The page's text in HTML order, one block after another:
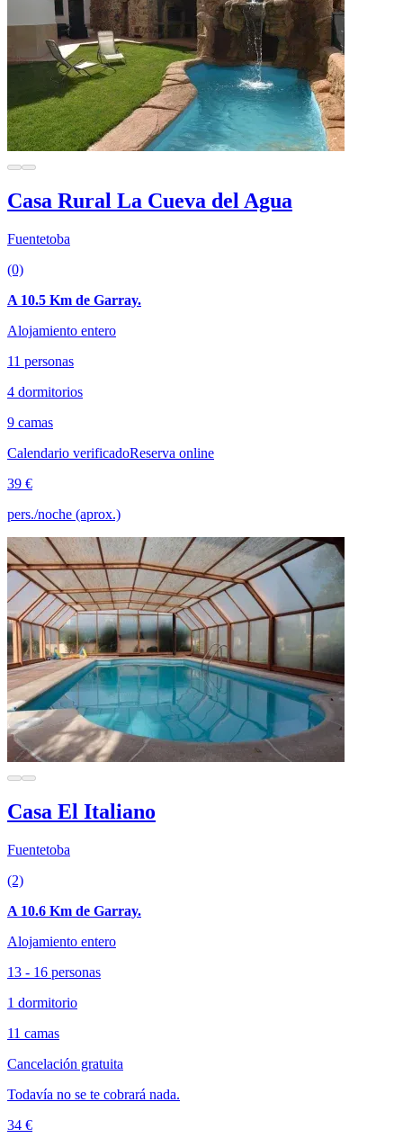
Casa Rural La Cueva del Agua
Fuentetoba
(0)
A 10.5 Km de Garray.
Alojamiento entero
11 personas
4 dormitorios
9 camas
Calendario verificadoReserva online
39 €
pers./noche (aprox.)
Casa El Italiano
Fuentetoba
(2)
A 10.6 Km de Garray.
Alojamiento entero
13 - 16 personas
1 dormitorio
11 camas
Cancelación gratuita
Todavía no se te cobrará nada.
34 €